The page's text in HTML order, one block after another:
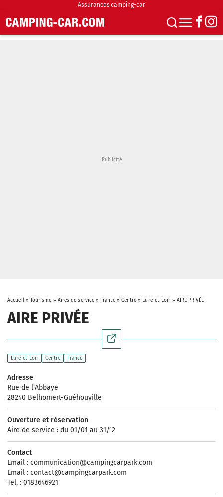
Assurances camping-car
Accueil» Tourisme » Aires de service » France» Centre » Eure-et-Loir » AIRE PRIVÉE
AIRE PRIVÉE
Eure-et-Loir Centre France
Adresse
Rue de l'Abbaye
28240 Belhomert-Guéhouville
Ouverture et réservation
Aire de service : du 01/01 au 31/12
Contact
Email : communication@campingcarpark.com
Email : contact@campingcarpark.com
Tel. : 0183646921